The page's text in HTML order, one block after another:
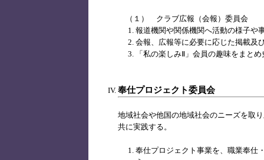
（１） クラブ広報（会報）委員会
報道機関や関係機関へ活動の様子や
会報、広報等に必要に応じた掲載及
「私の楽しみⅡ」会員の趣味をまと
奉仕プロジェクト委員会
地域社会や他国の地域社会のニーズを取
共に実践する。
奉仕プロジェクト事業を、職業奉仕